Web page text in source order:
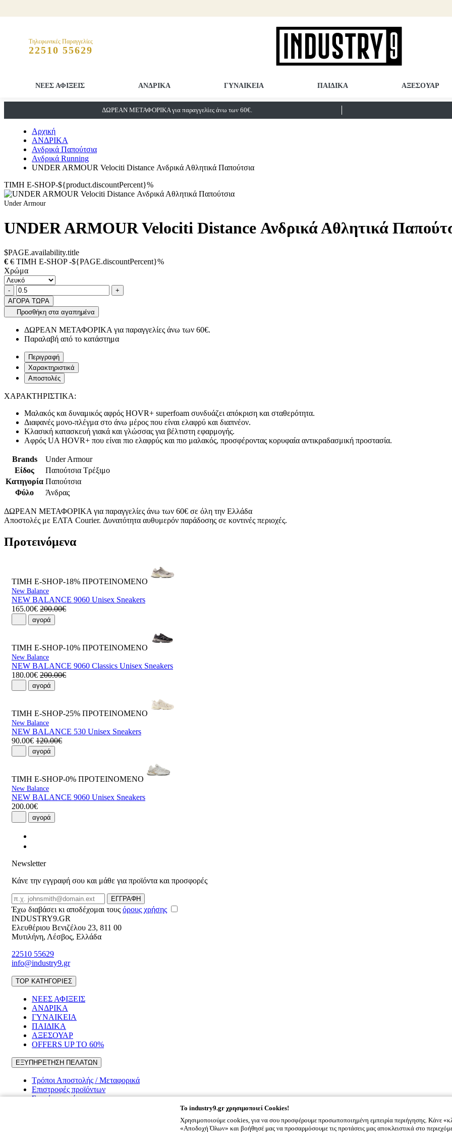
Τηλεφωνικές Παραγγελίες
22510 55629
ΝΕΕΣ ΑΦΙΞΕΙΣ ΑΝΔΡΙΚΑ ΓΥΝΑΙΚΕΙΑ ΠΑΙΔΙΚΑ ΑΞΕΣΟΥΑΡ
ΔΩΡΕΑΝ ΜΕΤΑΦΟΡΙΚΑ για παραγγελίες άνω των 60€.
Αρχική
ΑΝΔΡΙΚΑ
Ανδρικά Παπούτσια
Ανδρικά Running
UNDER ARMOUR Velociti Distance Ανδρικά Αθλητικά Παπούτσια
ΤΙΜΗ E-SHOP-${product.discountPercent}%
Under Armour
UNDER ARMOUR Velociti Distance Ανδρικά Αθλητικά
$PAGE.availability.title
€ € ΤΙΜΗ E-SHOP -${PAGE.discountPercent}%
Χρώμα
Ποσότητα
-product.increase.quantity +
ΑΓΟΡΑ ΤΩΡΑ
Προσθήκη στα αγαπημένα
ΔΩΡΕΑΝ ΜΕΤΑΦΟΡΙΚΑ για παραγγελίες άνω των 60€.
Παραλαβή από το κατάστημα
Περιγραφή
Χαρακτηριστικά
Αποστολές
ΧΑΡΑΚΤΗΡΙΣΤΙΚΑ:
Μαλακός και δυναμικός αφρός HOVR+ superfoam συνδυάζει απόκριση και σταθερότητα.
Διαφανές μονο-πλέγμα στο άνω μέρος που είναι ελαφρύ και διαπνέον.
Κλασική κατασκευή γιακά και γλώσσας για βέλτιστη εφαρμογής.
Αφρός UA HOVR+ που είναι πιο ελαφρύς και πιο μαλακός, προσφέροντας κορυφαία αντικραδασμική προστασία.
Brands
Under Armour
Είδος
Παπούτσια Τρέξιμο
Κατηγορία Παπούτσια
Φύλο
Άνδρας
ΔΩΡΕΑΝ ΜΕΤΑΦΟΡΙΚΑ για παραγγελίες άνω των 60€ σε όλη την Ελλάδα
Αποστολές με ΕΛΤΑ Courier. Δυνατότητα αυθυμερόν παράδοσης σε κοντινές περιοχές.
Προτεινόμενα
ΤΙΜΗ E-SHOP-18% ΠΡΟΤΕΙΝΟΜΕΝΟ
New Balance
NEW BALANCE 9060 Unisex Sneakers
165.00€ 200.00€
αγορά
ΤΙΜΗ E-SHOP-10% ΠΡΟΤΕΙΝΟΜΕΝΟ
New Balance
NEW BALANCE 9060 Classics Unisex Sneakers
180.00€ 200.00€
αγορά
ΤΙΜΗ E-SHOP-25% ΠΡΟΤΕΙΝΟΜΕΝΟ
New Balance
NEW BALANCE 530 Unisex Sneakers
90.00€ 120.00€
αγορά
ΤΙΜΗ E-SHOP-0% ΠΡΟΤΕΙΝΟΜΕΝΟ
New Balance
NEW BALANCE 9060 Unisex Sneakers
200.00€
αγορά
Newsletter
Κάνε την εγγραφή σου και μάθε για προϊόντα και προσφορές
Email
ΕΓΓΡΑΦΗ
Έχω διαβάσει κι αποδέχομαι τους όρους χρήσης
INDUSTRY9.GR
Ελευθέριου Βενιζέλου 23, 811 00
Μυτιλήνη, Λέσβος, Ελλάδα
22510 55629
info@industry9.gr
TOP ΚΑΤΗΓΟΡΙΕΣ
ΝΕΕΣ ΑΦΙΞΕΙΣ
ΑΝΔΡΙΚΑ
ΓΥΝΑΙΚΕΙΑ
ΠΑΙΔΙΚΑ
ΑΞΕΣΟΥΑΡ
OFFERS UP TO 60%
ΕΞΥΠΗΡΕΤΗΣΗ ΠΕΛΑΤΩΝ
Τρόποι Αποστολής / Μεταφορικά
Επιστροφές προϊόντων
Συχνές ερωτήσεις
To industry9.gr χρησιμοποιεί Cookies!
Χρησιμοποιούμε cookies, για να σου προσφέρουμε προσωποποιημένη εμπειρία περιήγησης. Κάνε
«Αποδοχή Όλων» και βοήθησέ μας να προσαρμόσουμε τις προτάσεις μας αποκλειστικά στο